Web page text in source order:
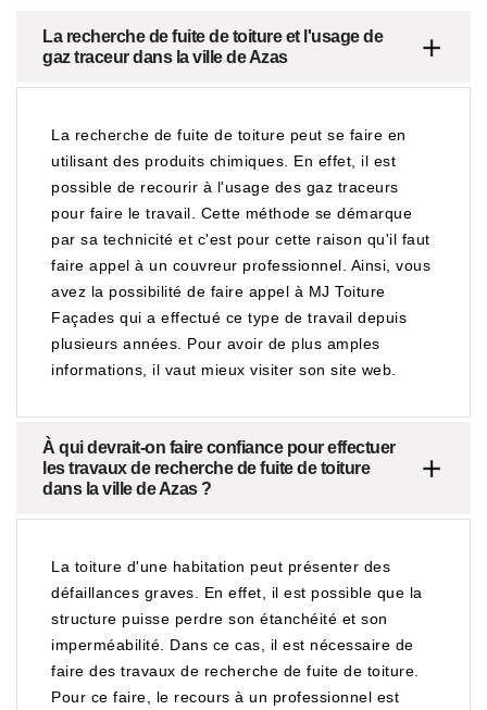
La recherche de fuite de toiture et l'usage de
gaz traceur dans la ville de Azas
La recherche de fuite de toiture peut se faire en
utilisant des produits chimiques. En effet, il est
possible de recourir à l'usage des gaz traceurs
pour faire le travail. Cette méthode se démarque
par sa technicité et c'est pour cette raison qu'il faut
faire appel à un couvreur professionnel. Ainsi, vous
avez la possibilité de faire appel à MJ Toiture
Façades qui a effectué ce type de travail depuis
plusieurs années. Pour avoir de plus amples
informations, il vaut mieux visiter son site web.
À qui devrait-on faire confiance pour effectuer
les travaux de recherche de fuite de toiture
dans la ville de Azas ?
La toiture d'une habitation peut présenter des
défaillances graves. En effet, il est possible que la
structure puisse perdre son étanchéité et son
imperméabilité. Dans ce cas, il est nécessaire de
faire des travaux de recherche de fuite de toiture.
Pour ce faire, le recours à un professionnel est